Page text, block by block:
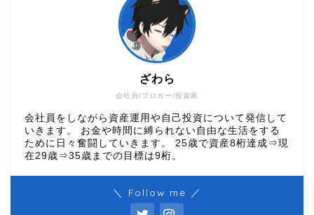
会社員/ブロガー/投資家
ざわら
会社員をしながら資産運用や自己投資について発信して
いきます。 お金や時間に縛られない自由な生活をする
ために日々奮闘していきます。 25歳で資産8桁達成⇒現
在29歳⇒35歳までの目標は9桁。
＼ Follow me ／